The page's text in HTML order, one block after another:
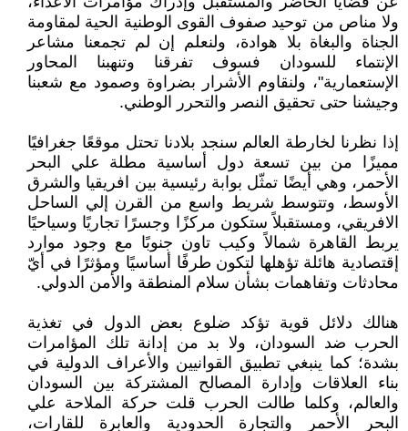
ولا مناص من توحيد صفوف القوى الوطنية الحية لمقاومة
الجناة والبغاة بلا هوادة، ولنعلم إن لم تجمعنا مشاعر
الإنتماء للسودان فسوف تفرقنا وتنهبنا المحاور
الإستعمارية"، ولنقاوم الأشرار بضراوة وصمود مع شعبنا
وجيشنا حتى تحقيق النصر والتحرر الوطني.
إذا نظرنا لخارطة العالم سنجد بلادنا تحتل موقعًا جغرافيًا
مميزًا من بين تسعة دول أساسية مطلة علي البحر
الأحمر، وهي أيضًا تمثّل بوابة رئيسية بين افريقيا والشرق
الأوسط، وتتوسط شريط واسع من القرن إلي الساحل
الافريقي، ومستقبلاً ستكون مركزًا وجسرًا تجاريًا وسياحيًا
يربط القاهرة شمالاً وكيب تاون جنوبًا مع وجود موارد
إقتصادية هائلة تؤهلها لتكون طرفًا أساسيًا ومؤثرًا في أيّ
محادثات وتفاهمات بشأن سلام المنطقة والأمن الدولي.
هنالك دلائل قوية تؤكد ضلوع بعض الدول في تغذية
الحرب ضد السودان، ولا بد من إدانة تلك المؤامرات
بشدة؛ كما ينبغي تطبيق القوانيين والأعراف الدولية في
بناء العلاقات وإدارة المصالح المشتركة بين السودان
والعالم، وكلما طالت الحرب قلت حركة الملاحة علي
البحر الأحمر والتجارة الحدودية والعابرة للقارات،